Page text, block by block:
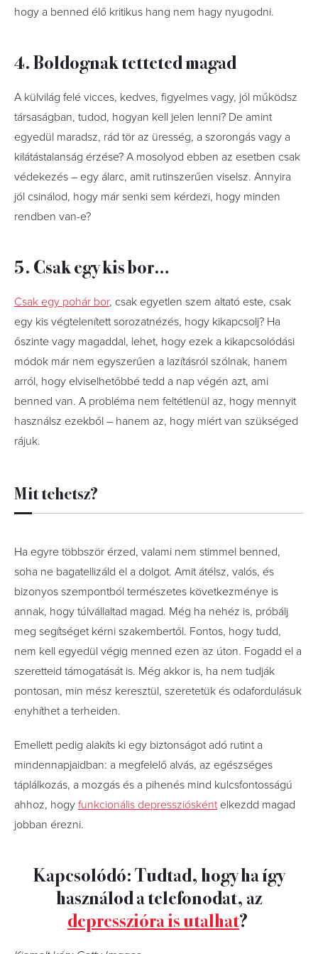
hogy a benned élő kritikus hang nem hagy nyugodni.
4. Boldognak tetteted magad
A külvilág felé vicces, kedves, figyelmes vagy, jól működsz
társaságban, tudod, hogyan kell jelen lenni? De amint
egyedül maradsz, rád tör az üresség, a szorongás vagy a
kilátástalanság érzése? A mosolyod ebben az esetben csak
védekezés – egy álarc, amit rutinszerűen viselsz. Annyira
jól csinálod, hogy már senki sem kérdezi, hogy minden
rendben van-e?
5. Csak egy kis bor…
Csak egy pohár bor, csak egyetlen szem altató este, csak
egy kis végtelenített sorozatnézés, hogy kikapcsolj? Ha
őszinte vagy magaddal, lehet, hogy ezek a kikapcsolódási
módok már nem egyszerűen a lazításról szólnak, hanem
arról, hogy elviselhetőbbé tedd a nap végén azt, ami
benned van. A probléma nem feltétlenül az, hogy mennyit
használsz ezekből – hanem az, hogy miért van szükséged
rájuk.
Mit tehetsz?
Ha egyre többször érzed, valami nem stimmel benned,
soha ne bagatellizáld el a dolgot. Amit átélsz, valós, és
bizonyos szempontból természetes következménye is
annak, hogy túlvállaltad magad. Még ha nehéz is, próbálj
meg segítséget kérni szakembertől. Fontos, hogy tudd,
nem kell egyedül végig menned ezen az úton. Fogadd el a
szeretteid támogatását is. Még akkor is, ha nem tudják
pontosan, min mész keresztül, szeretetük és odafordulásuk
enyhíthet a terheiden.
Emellett pedig alakíts ki egy biztonságot adó rutint a
mindennapjaidban: a megfelelő alvás, az egészséges
táplálkozás, a mozgás és a pihenés mind kulcsfontosságú
ahhoz, hogy funkcionális depresszióskéntelkezdd magad
jobban érezni.
Kapcsolódó: Tudtad, hogy ha így
használod a telefonodat, az
depresszióra is utalhat?